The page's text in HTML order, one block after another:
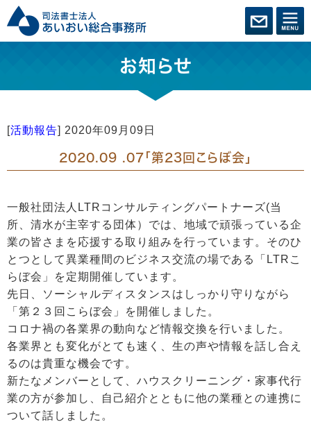
お知らせ
[活動報告] 2020年09月09日
2020.09 .07「第23回こらぼ会」
一般社団法人LTRコンサルティングパートナーズ(当
所、清水が主宰する団体）では、地域で頑張っている企
業の皆さまを応援する取り組みを行っています。そのひ
とつとして異業種間のビジネス交流の場である「LTRこ
らぼ会」を定期開催しています。
先日、ソーシャルディスタンスはしっかり守りながら
「第２３回こらぼ会」を開催しました。
コロナ禍の各業界の動向など情報交換を行いました。
各業界とも変化がとても速く、生の声や情報を話し合え
るのは貴重な機会です。
新たなメンバーとして、ハウスクリーニング・家事代行
業の方が参加し、自己紹介とともに他の業種との連携に
ついて話しました。